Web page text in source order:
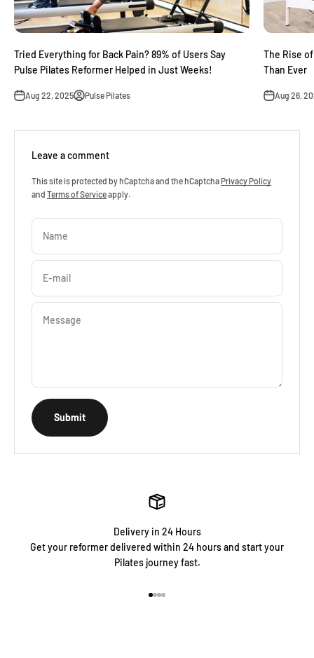
Tried Everything for Back Pain? 89% of Users Say
Pulse Pilates Reformer Helped in Just Weeks!
Aug 22, 2025 Pulse Pilates
The Rise
Than Ever
Aug 26,
Leave a comment
This site is protected by hCaptcha and the hCaptcha Privacy Policy
and Terms of Serviceapply.
Name
E-mail
Message
Submit
Delivery in 24 Hours
Get your reformer delivered within 24 hours and start your
Pilates journey fast.